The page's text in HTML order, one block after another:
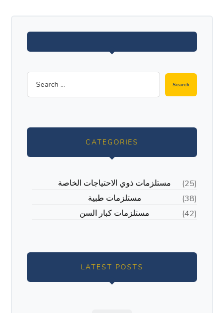
CATEGORIES
مستلزمات ذوي الاحتياجات الخاصة
(25)
مستلزمات طبية
(38)
مستلزمات كبار السن
(42)
LATEST POSTS